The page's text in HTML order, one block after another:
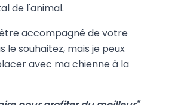
de l'animal.
accompagné de votre
le souhaitez, mais je peux
avec ma chienne à la